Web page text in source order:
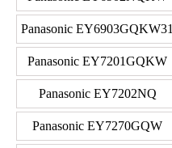
Panasonic EY6903GQKW31
Panasonic EY7201GQKW
Panasonic EY7202NQ
Panasonic EY7270GQW